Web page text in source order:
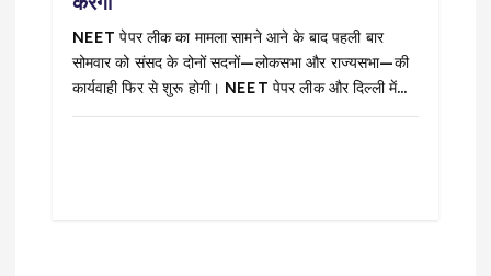
NEET पेपर लीक का मामला सामने आने के बाद पहली बार
सोमवार को संसद के दोनों सदनों—लोकसभा और राज्यसभा—की
कार्यवाही फिर से शुरू होगी। NEET पेपर लीक और दिल्ली में…